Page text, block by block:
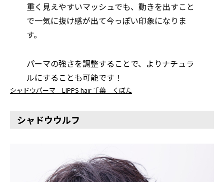
重く見えやすいマッシュでも、動きを出すこと
で一気に抜け感が出て今っぽい印象になりま
す。
パーマの強さを調整することで、よりナチュラ
ルにすることも可能です！
シャドウパーマ LIPPS hair 千葉 くぼた
シャドウウルフ